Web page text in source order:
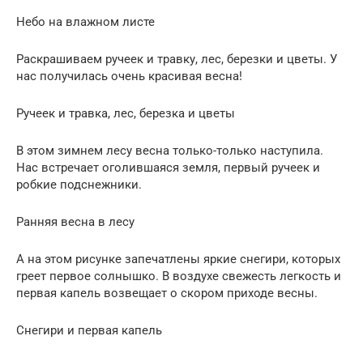
Небо на влажном листе
Раскрашиваем ручеек и травку, лес, березки и цветы. У
нас получилась очень красивая весна!
Ручеек и травка, лес, березка и цветы
В этом зимнем лесу весна только-только наступила.
Нас встречает оголившаяся земля, первый ручеек и
робкие подснежники.
Ранняя весна в лесу
А на этом рисунке запечатлены яркие снегири, которых
греет первое солнышко. В воздухе свежесть легкость и
первая капель возвещает о скором приходе весны.
Снегири и первая капель